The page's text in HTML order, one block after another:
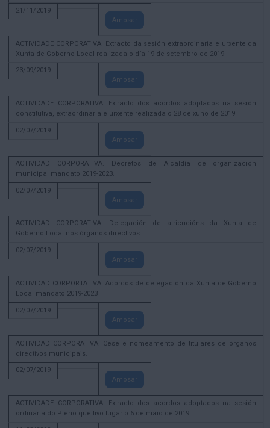
21/11/2019
Amosar
ACTIVIDADE CORPORATIVA. Extracto da sesión extraordinaria e urxente da
Xunta de Goberno Local realizada o día 19 de setembro de 2019
23/09/2019
Amosar
ACTIVIDADE CORPORATIVA. Extracto dos acordos adoptados na sesión
constitutiva, extraordinaria e urxente realizada o 28 de xuño de 2019
02/07/2019
Amosar
ACTIVIDAD CORPORATIVA. Decretos de Alcaldía de organización
municipal mandato 2019-2023.
02/07/2019
Amosar
ACTIVIDAD CORPORATIVA. Delegación de atricucións da Xunta de
Goberno Local nos órganos directivos.
02/07/2019
Amosar
ACTIVIDAD CORPORTATIVA. Acordos de delegación da Xunta de Goberno
Local mandato 2019-2023
02/07/2019
Amosar
ACTIVIDAD CORPORATIVA. Cese e nomeamento de titulares de órganos
directivos municipais.
02/07/2019
Amosar
ACTIVIDADE CORPORATIVA. Extracto dos acordos adoptados na sesión
ordinaria do Pleno que tivo lugar o 6 de maio de 2019.